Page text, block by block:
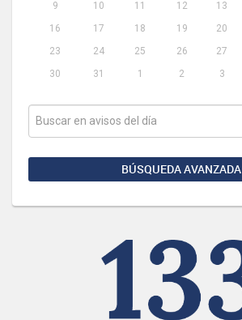
9
10 11 12 13
16
17 18 19 20
23
24 25 26 27
30
31 1 2 3
BÚSQUEDA AVANZADA